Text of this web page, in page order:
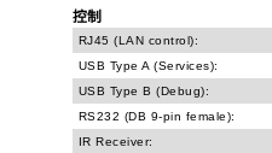
控制
RJ45 (LAN control):
USB Type A (Services):
USB Type B (Debug):
RS232 (DB 9-pin female):
IR Receiver: